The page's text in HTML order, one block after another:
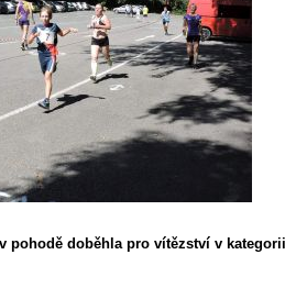
pohodě doběhla pro vítězství v